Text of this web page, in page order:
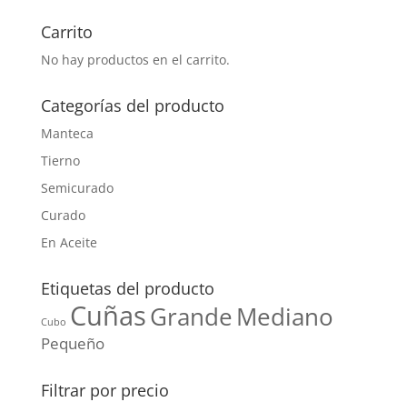
Carrito
No hay productos en el carrito.
Categorías del producto
Manteca
Tierno
Semicurado
Curado
En Aceite
Etiquetas del producto
Cubo CuñasGrandeMediano
Pequeño
Filtrar por precio